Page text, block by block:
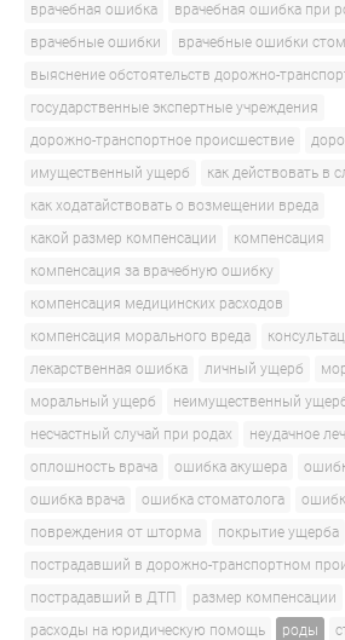
врачебная ошибка
врачебная ошибка при
врачебные ошибки
врачебные ошибки
выяснение обстоятельств дорожно-
государственные экспертные учреждения
дорожно-транспортное происшествие
имущественный ущерб
как действовать в
как ходатайствовать о возмещении вреда
какой размер компенсации
компенсация
компенсация за врачебную ошибку
компенсация медицинских расходов
компенсация морального вреда
лекарственная ошибка
личный ущерб
моральный ущерб
неимущественный
несчастный случай при родах
неудачное
оплошность врача
ошибка акушера
ошибка врача
ошибка стоматолога
повреждения от шторма
покрытие ущерба
пострадавший в дорожно-транспортном
пострадавший в ДТП
размер компенсации
расходы на юридическую помощь
роды